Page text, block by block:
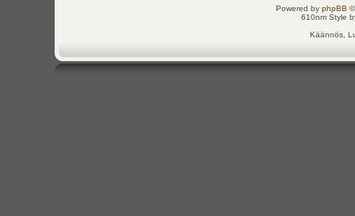
Powered by phpBB
610nm Style
Käännös,